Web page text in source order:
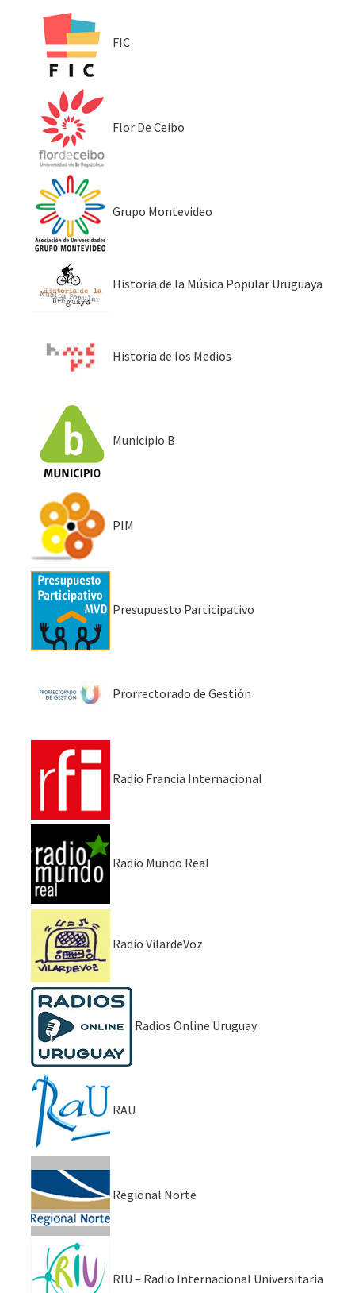
FIC
Flor De Ceibo
Grupo Montevideo
Historia de la Música Popular Uruguaya
Historia de los Medios
Municipio B
PIM
Presupuesto Participativo
Prorrectorado de Gestión
Radio Francia Internacional
Radio Mundo Real
Radio VilardeVoz
Radios Online Uruguay
RAU
Regional Norte
RIU – Radio Internacional Universitaria